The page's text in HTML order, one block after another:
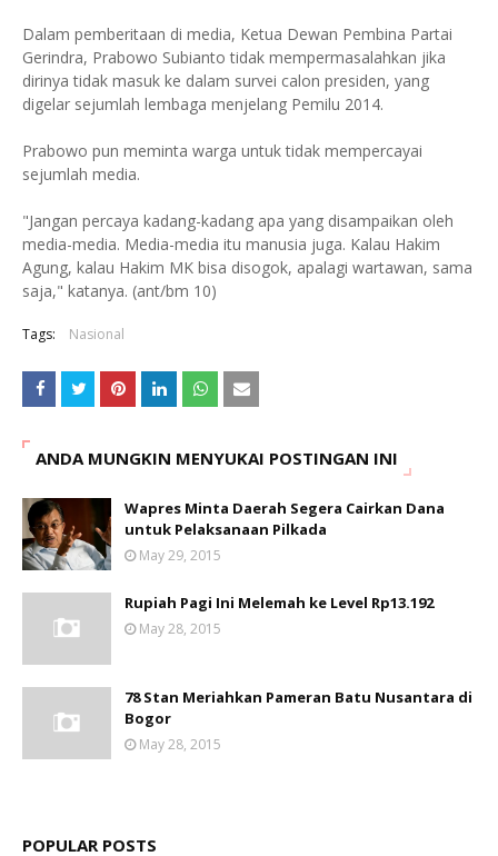
Dalam pemberitaan di media, Ketua Dewan Pembina Partai
Gerindra, Prabowo Subianto tidak mempermasalahkan jika
dirinya tidak masuk ke dalam survei calon presiden, yang
digelar sejumlah lembaga menjelang Pemilu 2014.
Prabowo pun meminta warga untuk tidak mempercayai
sejumlah media.
"Jangan percaya kadang-kadang apa yang disampaikan oleh
media-media. Media-media itu manusia juga. Kalau Hakim
Agung, kalau Hakim MK bisa disogok, apalagi wartawan, sama
saja," katanya. (ant/bm 10)
Tags: Nasional
ANDA MUNGKIN MENYUKAI POSTINGAN INI
Wapres Minta Daerah Segera Cairkan Dana
untuk Pelaksanaan Pilkada
May 29, 2015
Rupiah Pagi Ini Melemah ke Level Rp13.192
May 28, 2015
78 Stan Meriahkan Pameran Batu Nusantara di
Bogor
May 28, 2015
POPULAR POSTS